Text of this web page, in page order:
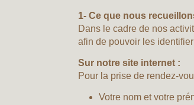
1- Ce que nous
Dans le cadre de nos
afin de pouvoir les
Sur notre site internet :
Pour la prise de rendez-
Votre nom et votre